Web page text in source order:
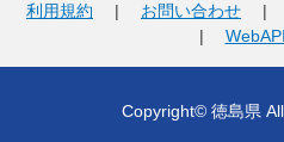
利用規約 | お問い合わせ |
|
Copyright© 徳島県